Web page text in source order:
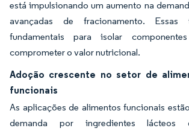
está impulsionando um aumento na
avançadas de fracionamento. Essas
fundamentais para isolar
comprometer o valor nutricional.
Adoção crescente no setor de
funcionais
As aplicações de alimentos funcionais
demanda por ingredientes lácteos